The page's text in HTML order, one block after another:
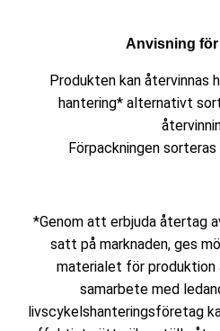
Anvisning
Produkten kan återvinnas
hantering* alternativt
Förpackningen
*Genom att erbjuda återtag
satt på marknaden, ges
materialet för produktion
samarbete med
livscykelshanteringsföretag